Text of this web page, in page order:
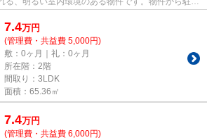
都エ...
7.4万円
(管理費・共益費 5,000円)
敷：0ヶ月｜礼：0ヶ月
所在階：2階
間取り：3LDK
面積：65.36㎡
7.4万円
(管理費・共益費 6,000円)